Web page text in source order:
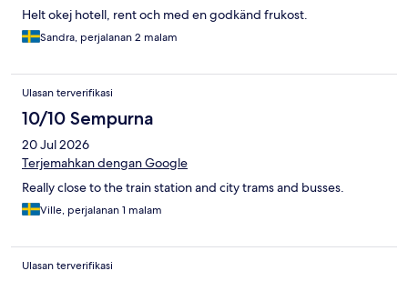
Helt okej hotell, rent och med en godkänd frukost.
Sandra, perjalanan 2 malam
Ulasan terverifikasi
10/10 Sempurna
20 Jul 2026
Terjemahkan dengan Google
Really close to the train station and city trams and busses.
Ville, perjalanan 1 malam
Ulasan terverifikasi